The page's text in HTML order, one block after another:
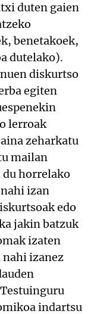
duten gaien
benetakoek,
dutelako).
diskurtso
egiten
lerroak
zeharkatu
mailan
horrelako
izan
edo
jakin batzuk
izaten
nahi izanez
indartsu